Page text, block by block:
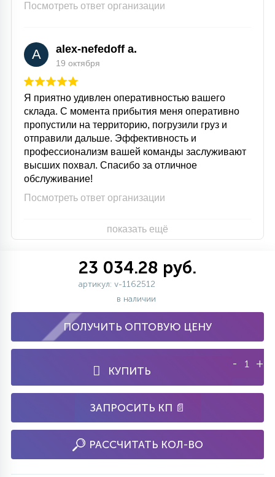
Посмотреть ответ организации
A alex-nefedoff a.
19 октября
Я приятно удивлен оперативностью вашего
склада. С момента прибытия меня оперативно
пропустили на территорию, погрузили груз и
отправили дальше. Эффективность и
профессионализм вашей команды заслуживают
высших похвал. Спасибо за отличное
обслуживание!
Посмотреть ответ организации
показать ещё
23 034.28 руб.
артикул: v-1162512
в наличии
ПОЛУЧИТЬ ОПТОВУЮ ЦЕНУ
КУПИТЬ
- +
ЗАПРОСИТЬ КП 📄
РАССЧИТАТЬ КОЛ-ВО